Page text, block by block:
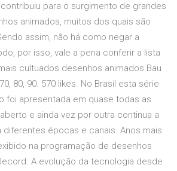
para o surgimento de grandes
animados, muitos dos quais são
assim, não há como negar a
por isso, vale a pena conferir a lista
cultuados desenhos animados Bau
80, 90. 570 likes. No Brasil esta série
foi apresentada em quase todas as
e ainda vez por outra continua a
épocas e canais. Anos mais
na programação de desenhos
A evolução da tecnologia desde